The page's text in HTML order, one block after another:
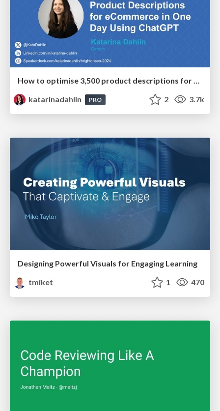
How to optimise 3,500 product descriptions for ecommerce in one day using ChatGPT
katarinadahlin
PRO 2 3.7k
Designing Powerful Visuals for Engaging Learning
tmiket
1 470